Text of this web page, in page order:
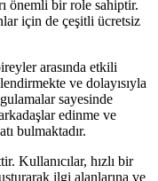
önemli bir role sahiptir.
için de çeşitli ücretsiz
arasında etkili
ve dolayısıyla
sayesinde
edinme ve
bulmaktadır.
Kullanıcılar, hızlı bir
ilgi alanlarına ve